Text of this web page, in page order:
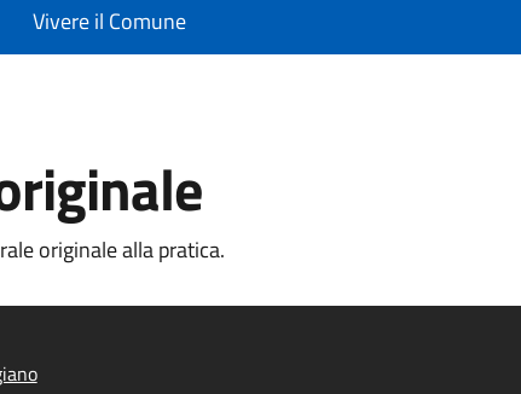
Vivere il Comune
originale alla pratica.